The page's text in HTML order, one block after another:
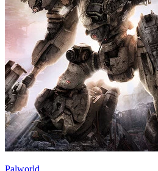
Palworld